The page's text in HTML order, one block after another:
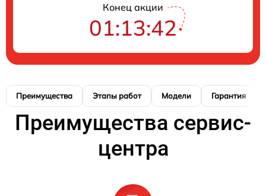
Конец акции
01:13:42
Преимущества Этапы работ Модели Гарантия
Преимущества сервис-
центра